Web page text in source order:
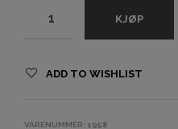
KJØP
ADD TO WISHLIST
VARENUMMER: 1958